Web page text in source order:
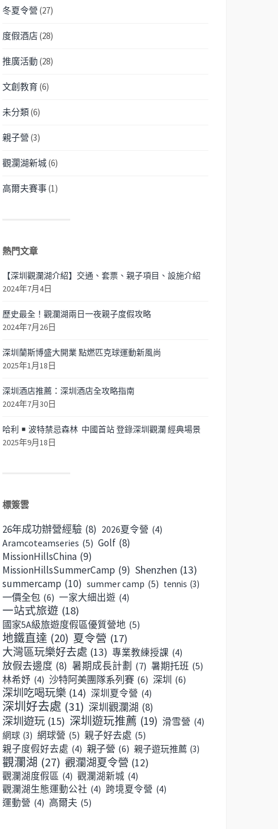
冬夏令營 (27)
度假酒店(28)
推廣活動 (28)
文創教育 (6)
未分類(6)
親子營 (3)
觀瀾湖新城(6)
高爾夫賽事(1)
熱門文章
【深圳觀瀾湖介紹】交通、套票、親子項目、設施介紹
2024年7月4日
歷史最全！觀瀾湖兩日一夜親子度假攻略
2024年7月26日
深圳蘭斯博盛大開業 點燃匹克球運動新風尚
2025年1月18日
深圳酒店推薦：深圳酒店全攻略指南
2024年7月30日
哈利
波特禁忌森林 中國首站 登錄深圳觀瀾 經典場景
2025年9月18日
標簽雲
26年成功辦營經驗 (8) 2026夏令營 (4)
Aramcoteamseries (5) Golf (8)
MissionHillsChina (9)
MissionHillsSummerCamp (9) Shenzhen (13)
summercamp (10) summer camp (5) tennis (3)
一價全包 (6) 一家大細出遊 (4)
一站式旅遊 (18)
國家5A級旅遊度假區優質營地 (5)
地鐵直達 (20) 夏令營 (17)
大灣區玩樂好去處 (13) 專業教練授課 (4)
放假去邊度 (8) 暑期成長計劃 (7) 暑期托班 (5)
林希妤 (4) 沙特阿美團隊系列賽 (6) 深圳 (6)
深圳吃喝玩樂 (14) 深圳夏令營 (4)
深圳好去處 (31) 深圳觀瀾湖 (8)
深圳遊玩 (15) 深圳遊玩推薦 (19) 滑雪營 (4)
網球 (3) 網球營 (5) 親子好去處 (5)
親子度假好去處 (4) 親子營 (6) 親子遊玩推薦 (3)
觀瀾湖 (27) 觀瀾湖夏令營 (12)
觀瀾湖度假區 (4) 觀瀾湖新城 (4)
觀瀾湖生態運動公社 (4) 跨境夏令營 (4)
運動營 (4) 高爾夫 (5)